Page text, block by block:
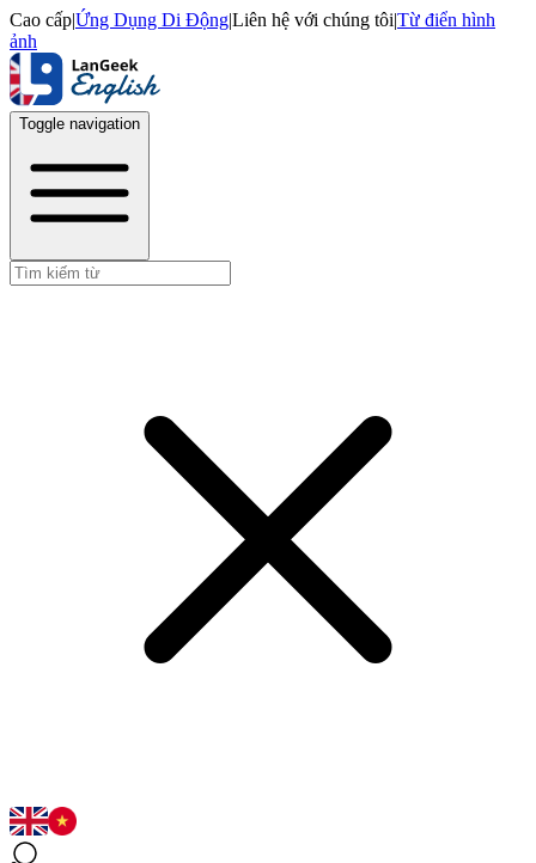
Cao cấp|Ứng Dụng Di Động|Liên hệ với chúng tôi|Từ điển hình
ảnh
Toggle navigation